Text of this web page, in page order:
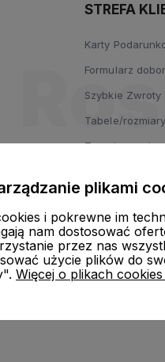
STREFA
Karty
Formularz
Szybkie Zwroty
Tabele/rozmiary
Zasady prania
Co zabrać na
plikami
i pokrewne im
nam dostosować
przez nas
użycie plików do
Więcej o plikach